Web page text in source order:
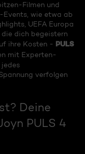
Filmen und
wie etwa ab
UEFA Europa
die dich begeistern
ihre Kosten - PULS
mit Experten-
verfolgen
Deine
PULS 4